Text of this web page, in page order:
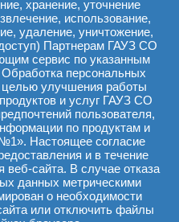
коррупции →
коррупции
к работнику в целях
и иных
при исполнении
приводит или может
и др.
хранение, уточнение
использование,
удаление, уничтожение,
Партнерам ГАУЗ СО
сервис по указанным
персональных
улучшения работы
и услуг ГАУЗ СО
пользователя,
по продуктам и
Настоящее согласие
и в течение
веб-сайта. В случае отказа
данных метрическими
о необходимости
или отключить файлы